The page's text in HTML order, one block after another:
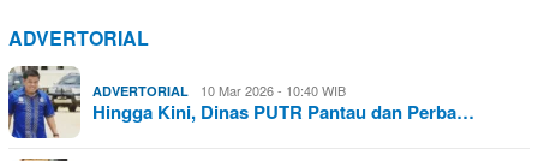
ADVERTORIAL
ADVERTORIAL 10 Mar 2026 - 10:40 WIB
Hingga Kini, Dinas PUTR Pantau dan Perba…